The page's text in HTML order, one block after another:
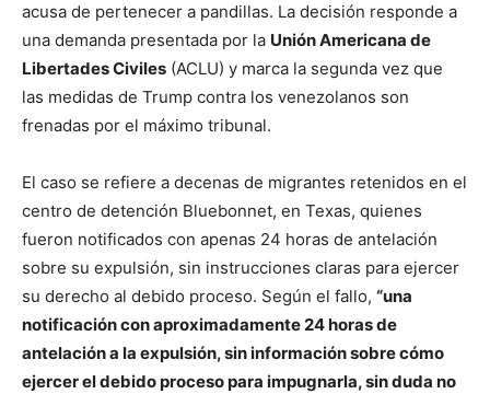
acusa de pertenecer a pandillas. La decisión responde a
una demanda presentada por la Unión Americana de
Libertades Civiles (ACLU) y marca la segunda vez que
las medidas de Trump contra los venezolanos son
frenadas por el máximo tribunal.
El caso se refiere a decenas de migrantes retenidos en el
centro de detención Bluebonnet, en Texas, quienes
fueron notificados con apenas 24 horas de antelación
sobre su expulsión, sin instrucciones claras para ejercer
su derecho al debido proceso. Según el fallo, “una
notificación con aproximadamente 24 horas de
antelación a la expulsión, sin información sobre cómo
ejercer el debido proceso para impugnarla, sin duda no